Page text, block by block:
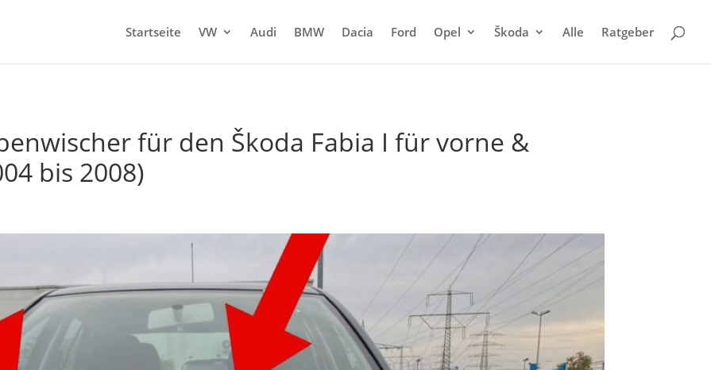
Startseite VW Audi BMW Dacia Ford Opel Škoda Alle Ratgeber
für den Škoda Fabia I für vorne &
bis 2008)